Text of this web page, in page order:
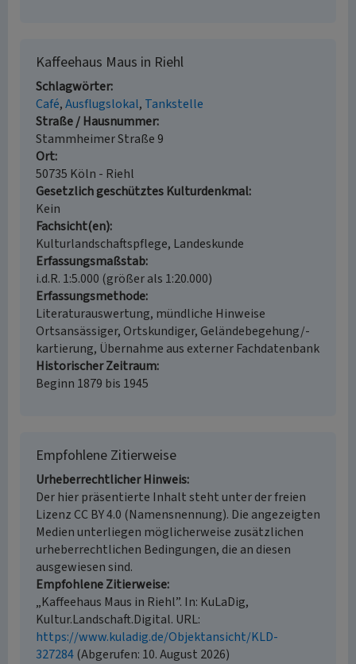
Kaffeehaus Maus in Riehl
Schlagwörter
Café Ausflugslokal Tankstelle
Straße / Hausnummer
Stammheimer Straße 9
Ort
50735 Köln - Riehl
Gesetzlich geschütztes Kulturdenkmal
Kein
Fachsicht(en)
Kulturlandschaftspflege, Landeskunde
Erfassungsmaßstab
i.d.R. 1:5.000 (größer als 1:20.000)
Erfassungsmethode
Literaturauswertung, mündliche Hinweise
Ortsansässiger, Ortskundiger, Geländebegehung/-
kartierung, Übernahme aus externer Fachdatenbank
Historischer Zeitraum
Beginn 1879 bis 1945
Empfohlene Zitierweise
Urheberrechtlicher Hinweis
Der hier präsentierte Inhalt steht unter der freien
Lizenz CC BY 4.0 (Namensnennung). Die angezeigten
Medien unterliegen möglicherweise zusätzlichen
urheberrechtlichen Bedingungen, die an diesen
ausgewiesen sind.
Empfohlene Zitierweise
„Kaffeehaus Maus in Riehl”. In: KuLaDig,
Kultur.Landschaft.Digital. URL:
https://www.kuladig.de/Objektansicht/KLD-
327284(Abgerufen: 10. August 2026)